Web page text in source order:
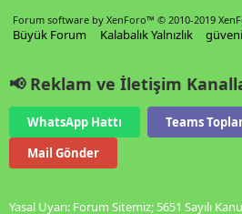
Forum software by XenForo™ © 2010-2019
Büyük Forum Kalabalık Yalnızlık
📢 Reklam ve İletişim
WhatsApp Hattı Teams
Mail Gönder
Yasal Uyarı: Forum Sitemiz; 5651 Sayılı